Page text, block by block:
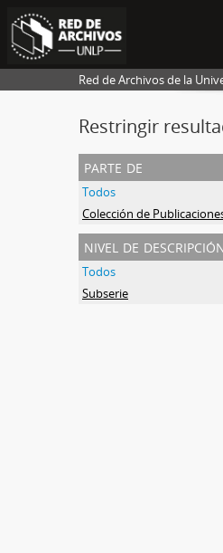
Red de Archivos de la
Restringir
parte de
Todos
nivel de descripción
Todos
Subserie